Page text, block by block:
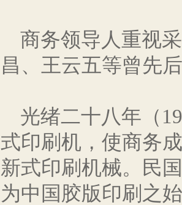
商务领导人重视
昌、王云五等曾先
光绪二十八年（
式印刷机，使商务
新式印刷机械。民
为中国胶版印刷之